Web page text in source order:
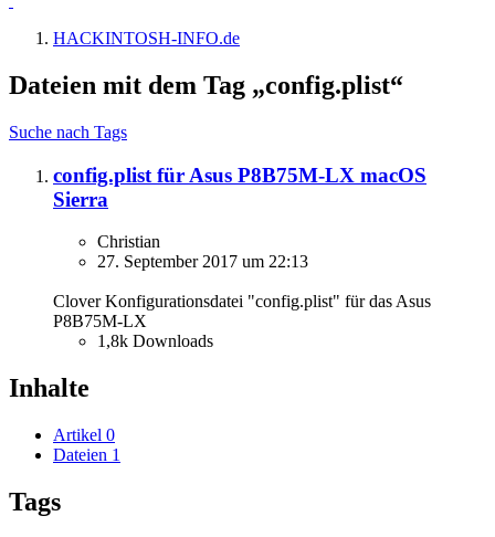
HACKINTOSH-INFO.de
Dateien mit dem Tag „config.plist“
Suche nach Tags
config.plist für Asus P8B75M-LX macOS
Sierra
Christian
27. September 2017 um 22:13
Clover Konfigurationsdatei "config.plist" für das Asus
P8B75M-LX
1,8k Downloads
Inhalte
Artikel 0
Dateien 1
Tags